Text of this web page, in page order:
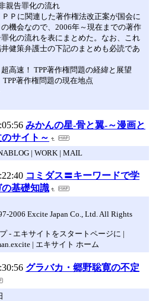
親告罪化の流れ
ＰＰに関連した著作権法改正案が国会に
機会なので、2006年～現在までの著作
化の流れを表にまとめた。なお、これ
健策弁護士の下記のまとめも必読であ
高速！ TPP著作権問題の経緯と展望
TPP著作権問題の現在地点
みかんの星-骨と翼-～漫画と
サイト～
| WORK | MAIL
コミダス〓キーワードで学
基礎知識
2006 Excite Japan Co., Ltd. All Rights
- エキサイトをスタートページに |
| エキサイト ホーム
グラバカ・郷野聡寛の不定